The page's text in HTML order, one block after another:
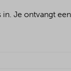
Je ontvangt